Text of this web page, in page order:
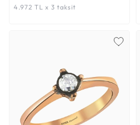
4.972 TL x 3 taksit